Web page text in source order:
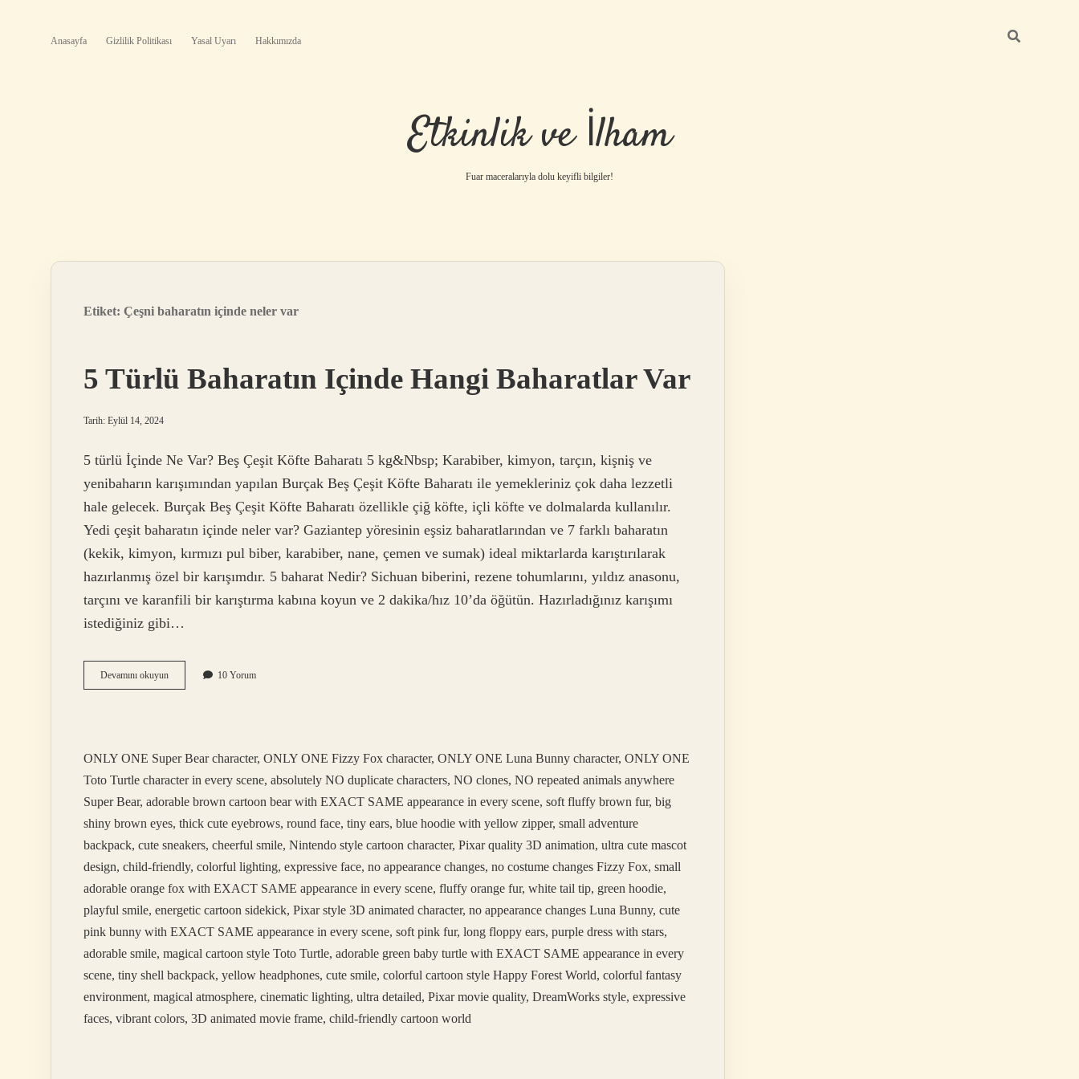
Anasayfa Gizlilik Politikası Yasal Uyarı Hakkımızda
Etkinlik ve İlham
Fuar maceralarıyla dolu keyifli bilgiler!
Etiket: Çeşni baharatın içinde neler var
5 Türlü Baharatın Içinde Hangi Baharatlar Var
Tarih: Eylül 14, 2024
5 türlü İçinde Ne Var? Beş Çeşit Köfte Baharatı 5 kg&Nbsp; Karabiber, kimyon, tarçın, kişniş ve
yenibaharın karışımından yapılan Burçak Beş Çeşit Köfte Baharatı ile yemekleriniz çok daha lezzetli
hale gelecek. Burçak Beş Çeşit Köfte Baharatı özellikle çiğ köfte, içli köfte ve dolmalarda kullanılır.
Yedi çeşit baharatın içinde neler var? Gaziantep yöresinin eşsiz baharatlarından ve 7 farklı baharatın
(kekik, kimyon, kırmızı pul biber, karabiber, nane, çemen ve sumak) ideal miktarlarda karıştırılarak
hazırlanmış özel bir karışımdır. 5 baharat Nedir? Sichuan biberini, rezene tohumlarını, yıldız anasonu,
tarçını ve karanfili bir karıştırma kabına koyun ve 2 dakika/hız 10’da öğütün. Hazırladığınız karışımı
istediğiniz gibi…
Devamını okuyun5
Türlü
Var
10 Yorum
ONLY ONE Super Bear character, ONLY ONE Fizzy Fox character, ONLY ONE Luna Bunny character, ONLY ONE
Toto Turtle character in every scene, absolutely NO duplicate characters, NO clones, NO repeated animals anywhere
Super Bear, adorable brown cartoon bear with EXACT SAME appearance in every scene, soft fluffy brown fur, big
shiny brown eyes, thick cute eyebrows, round face, tiny ears, blue hoodie with yellow zipper, small adventure
backpack, cute sneakers, cheerful smile, Nintendo style cartoon character, Pixar quality 3D animation, ultra cute mascot
design, child-friendly, colorful lighting, expressive face, no appearance changes, no costume changes Fizzy Fox, small
adorable orange fox with EXACT SAME appearance in every scene, fluffy orange fur, white tail tip, green hoodie,
playful smile, energetic cartoon sidekick, Pixar style 3D animated character, no appearance changes Luna Bunny, cute
pink bunny with EXACT SAME appearance in every scene, soft pink fur, long floppy ears, purple dress with stars,
adorable smile, magical cartoon style Toto Turtle, adorable green baby turtle with EXACT SAME appearance in every
scene, tiny shell backpack, yellow headphones, cute smile, colorful cartoon style Happy Forest World, colorful fantasy
environment, magical atmosphere, cinematic lighting, ultra detailed, Pixar movie quality, DreamWorks style, expressive
faces, vibrant colors, 3D animated movie frame, child-friendly cartoon world